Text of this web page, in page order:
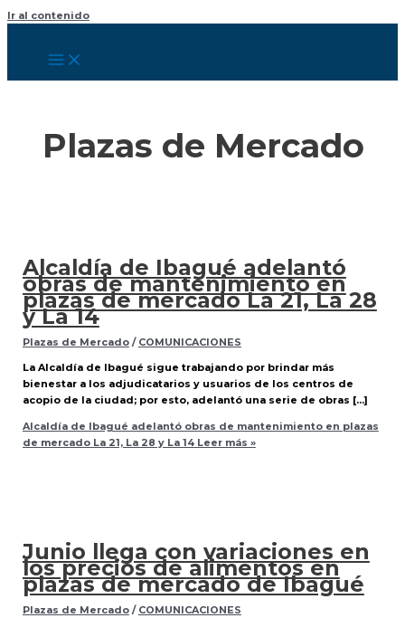
Ir al contenido
Plazas de Mercado
Alcaldía de Ibagué adelantó
obras de mantenimiento en
plazas de mercado La 21, La 28
y La 14
Plazas de Mercado/ COMUNICACIONES
La Alcaldía de Ibagué sigue trabajando por brindar más
bienestar a los adjudicatarios y usuarios de los centros de
acopio de la ciudad; por esto, adelantó una serie de obras […]
Alcaldía de Ibagué adelantó obras de mantenimiento en plazas
de mercado La 21, La 28 y La 14Leer más »
Junio llega con variaciones en
los precios de alimentos en
plazas de mercado de Ibagué
Plazas de Mercado/ COMUNICACIONES